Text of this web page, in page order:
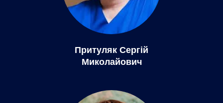
Притуляк Сергій
Миколайович